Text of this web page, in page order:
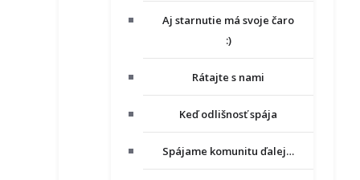
Aj starnutie má svoje čaro
:)
Rátajte s nami
Keď odlišnosť spája
Spájame komunitu ďalej…